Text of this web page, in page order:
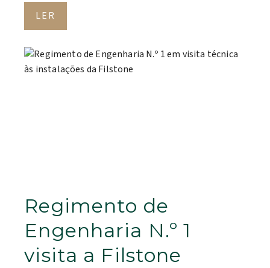
LER
Regimento de
Engenharia N.º 1
visita a Filstone